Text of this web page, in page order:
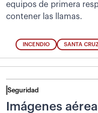
equipos de primera
contener las llamas.
INCENDIO SANTA
Seguridad
Imágenes